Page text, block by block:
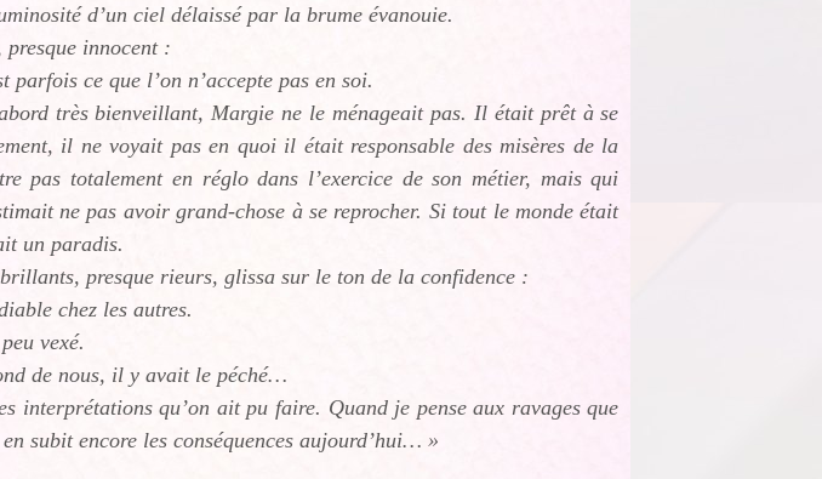
d’un ciel délaissé par la brume évanouie.
innocent :
parfois ce que l’on n’accepte pas en soi.
très bienveillant, Margie ne le ménageait pas. Il était prêt à se
il ne voyait pas en quoi il était responsable des misères de la
pas totalement en réglo dans l’exercice de son métier, mais qui
ne pas avoir grand-chose à se reprocher. Si tout le monde était
un paradis.
presque rieurs, glissa sur le ton de la confidence :
chez les autres.
vexé.
de nous, il y avait le péché…
interprétations qu’on ait pu faire. Quand je pense aux ravages que
subit encore les conséquences aujourd’hui… »